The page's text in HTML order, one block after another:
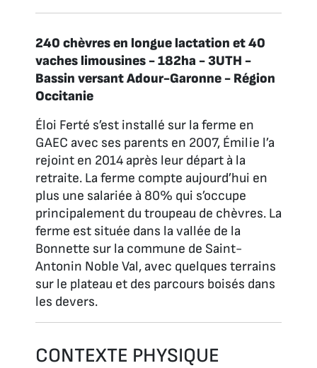
240 chèvres en longue lactation et 40
vaches limousines - 182ha - 3UTH -
Bassin versant Adour-Garonne - Région
Occitanie
Éloi Ferté s’est installé sur la ferme en
GAEC avec ses parents en 2007, Émilie l’a
rejoint en 2014 après leur départ à la
retraite. La ferme compte aujourd’hui en
plus une salariée à 80% qui s’occupe
principalement du troupeau de chèvres. La
ferme est située dans la vallée de la
Bonnette sur la commune de Saint-
Antonin Noble Val, avec quelques terrains
sur le plateau et des parcours boisés dans
les devers.
CONTEXTE PHYSIQUE